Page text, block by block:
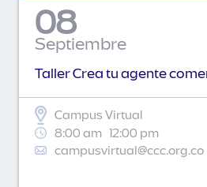
08
Septiembre
Taller Crea tu agente
Campus Virtual
8:00 am 12:00 pm
campusvirtual@ccc.org.co